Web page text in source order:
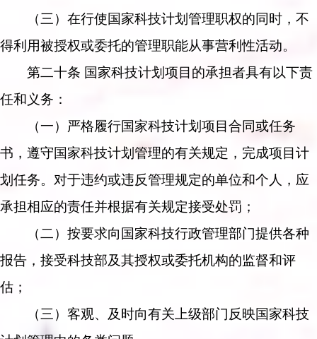
（三）在行使国家科技计划管理职权的同时，不
得利用被授权或委托的管理职能从事营利性活动。
第二十条 国家科技计划项目的承担者具有以下责
任和义务：
（一）严格履行国家科技计划项目合同或任务
书，遵守国家科技计划管理的有关规定，完成项目计
划任务。对于违约或违反管理规定的单位和个人，应
承担相应的责任并根据有关规定接受处罚；
（二）按要求向国家科技行政管理部门提供各种
报告，接受科技部及其授权或委托机构的监督和评
估；
（三）客观、及时向有关上级部门反映国家科技